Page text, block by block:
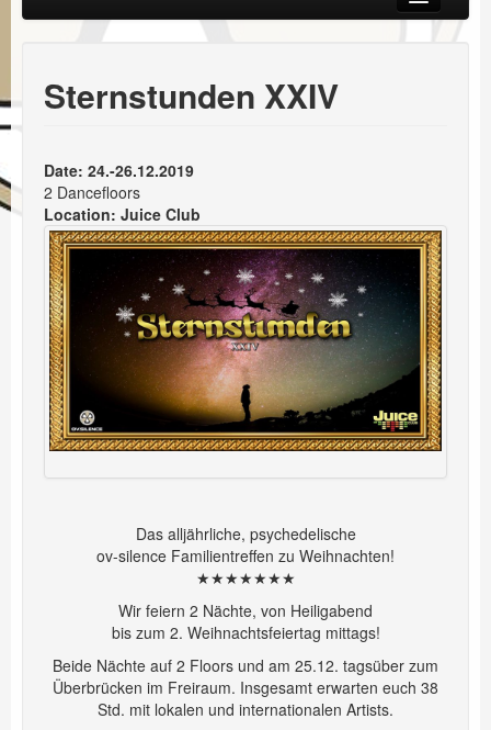
Music
Sternstunden XXIV
Date: 24.-26.12.2019
2 Dancefloors
Location: Juice Club
Das alljährliche, psychedelische
ov-silence Familientreffen zu Weihnachten!
★★★★★★★
Wir feiern 2 Nächte, von Heiligabend
bis zum 2. Weihnachtsfeiertag mittags!
Beide Nächte auf 2 Floors und am 25.12. tagsüber zum
Überbrücken im Freiraum. Insgesamt erwarten euch 38
Std. mit lokalen und internationalen Artists.